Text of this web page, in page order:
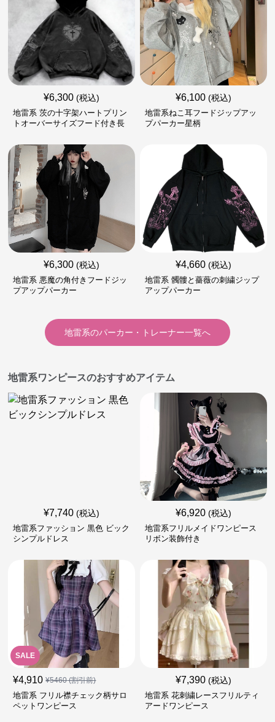
¥6,300 (税込)
地雷系 茨の十字架ハートプリン
トオーバーサイズフード付き長
¥6,100 (税込)
地雷系ねこ耳フードジップアッ
プパーカー星柄
¥6,300 (税込)
地雷系 悪魔の角付きフードジッ
プアップパーカー
¥4,660 (税込)
地雷系 髑髏と薔薇の刺繍ジップ
アップパーカー
地雷系のパーカー・トレーナー一覧へ
地雷系ワンピースのおすすめアイテム
¥7,740 (税込)
地雷系ファッション 黒色 ビック
シンプルドレス
¥6,920 (税込)
地雷系フリルメイドワンピース
リボン装飾付き
SALE
¥4,910 ¥5460(割引前)
地雷系 フリル襟チェック柄サロ
ペットワンピース
¥7,390 (税込)
地雷系 花刺繍レースフリルティ
アードワンピース